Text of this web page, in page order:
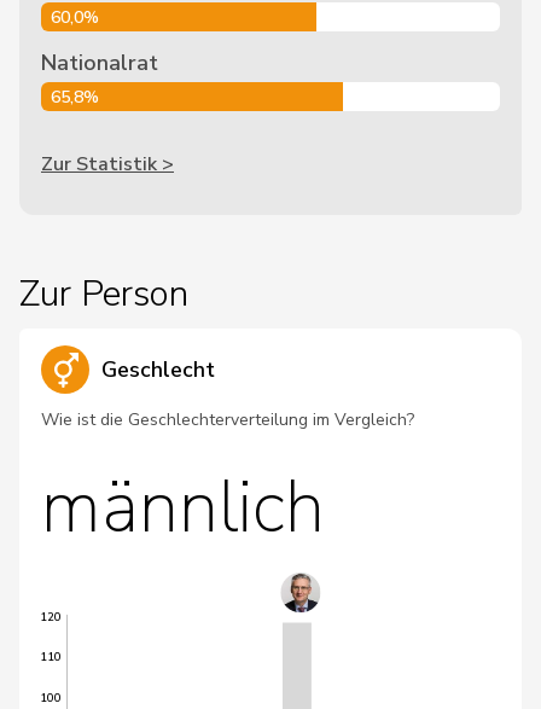
60,0%
Nationalrat
65,8%
Zur Statistik >
Zur Person
Geschlecht
Wie ist die Geschlechterverteilung im Vergleich?
männlich
100
110
120